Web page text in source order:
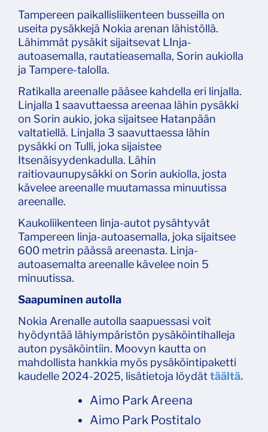
Tampereen paikallisliikenteen busseilla on
useita pysäkkejä Nokia arenan lähistöllä.
Lähimmät pysäkit sijaitsevat LInja-
autoasemalla, rautatieasemalla, Sorin aukiolla
ja Tampere-talolla.
Ratikalla areenalle pääsee kahdella eri linjalla.
Linjalla 1 saavuttaessa areenaa lähin pysäkki
on Sorin aukio, joka sijaitsee Hatanpään
valtatiellä. Linjalla 3 saavuttaessa lähin
pysäkki on Tulli, joka sijaistee
Itsenäisyydenkadulla. Lähin
raitiovaunupysäkki on Sorin aukiolla, josta
kävelee areenalle muutamassa minuutissa
areenalle.
Kaukoliikenteen linja-autot pysähtyvät
Tampereen linja-autoasemalla, joka sijaitsee
600 metrin päässä areenasta. Linja-
autoasemalta areenalle kävelee noin 5
minuutissa.
Saapuminen autolla
Nokia Arenalle autolla saapuessasi voit
hyödyntää lähiympäristön pysäköintihalleja
auton pysäköintiin. Moovyn kautta on
mahdollista hankkia myös pysäköintipaketti
kaudelle 2024-2025, lisätietoja löydättäältä.
Aimo Park Areena
Aimo Park Postitalo